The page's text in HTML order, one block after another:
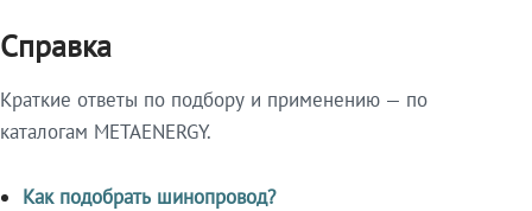
Справка
Краткие ответы по подбору и применению — по
каталогам METAENERGY.
Как подобрать шинопровод?